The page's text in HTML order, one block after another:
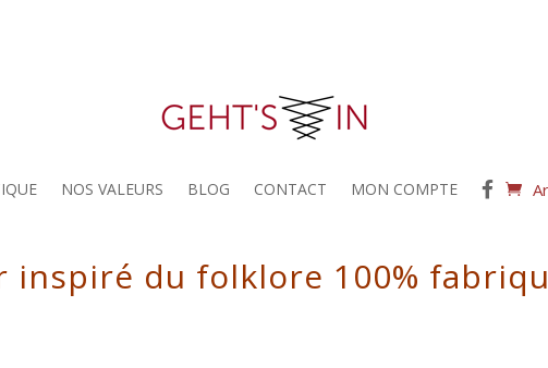
NOS VALEURS BLOG CONTACT MON COMPTE
inspiré du folklore 100%